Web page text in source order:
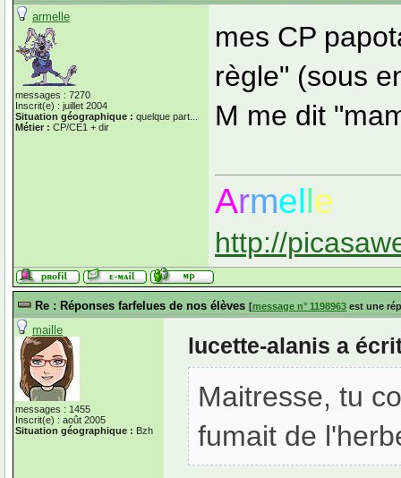
armelle
messages : 7270
Inscrit(e) : juillet 2004
Situation géographique : quelque part...
Métier : CP/CE1 + dir
mes CP
règle" (sous
M me dit
Armelle
http://
Re : Réponses farfelues de nos élèves [message n° 1198963 est une
maille
messages : 1455
Inscrit(e) : août 2005
Situation géographique : Bzh
lucette-alanis a
Maitresse, tu
fumait de